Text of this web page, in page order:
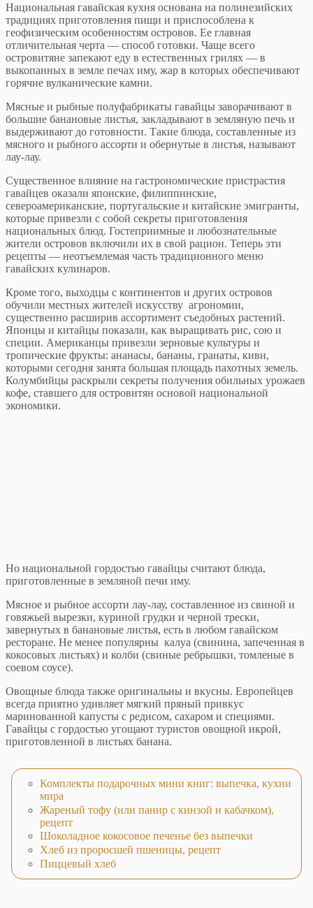
Национальная гавайская кухня основана на полинезийских
традициях приготовления пищи и приспособлена к
геофизическим особенностям островов. Ее главная
отличительная черта — способ готовки. Чаще всего
островитяне запекают еду в естественных грилях — в
выкопанных в земле печах иму, жар в которых обеспечивают
горячие вулканические камни.
Мясные и рыбные полуфабрикаты гавайцы заворачивают в
большие банановые листья, закладывают в земляную печь и
выдерживают до готовности. Такие блюда, составленные из
мясного и рыбного ассорти и обернутые в листья, называют
лау-лау.
Существенное влияние на гастрономические пристрастия
гавайцев оказали японские, филиппинские,
североамериканские, португальские и китайские эмигранты,
которые привезли с собой секреты приготовления
национальных блюд. Гостеприимные и любознательные
жители островов включили их в свой рацион. Теперь эти
рецепты — неотъемлемая часть традиционного меню
гавайских кулинаров.
Кроме того, выходцы с континентов и других островов
обучили местных жителей искусству агрономии,
существенно расширив ассортимент съедобных растений.
Японцы и китайцы показали, как выращивать рис, сою и
специи. Американцы привезли зерновые культуры и
тропические фрукты: ананасы, бананы, гранаты, киви,
которыми сегодня занята большая площадь пахотных земель.
Колумбийцы раскрыли секреты получения обильных урожаев
кофе, ставшего для островитян основой национальной
экономики.
Но национальной гордостью гавайцы считают блюда,
приготовленные в земляной печи иму.
Мясное и рыбное ассорти лау-лау, составленное из свиной и
говяжьей вырезки, куриной грудки и черной трески,
завернутых в банановые листья, есть в любом гавайском
ресторане. Не менее популярны калуа (свинина, запеченная в
кокосовых листьях) и колби (свиные ребрышки, томленые в
соевом соусе).
Овощные блюда также оригинальны и вкусны. Европейцев
всегда приятно удивляет мягкий пряный привкус
маринованной капусты с редисом, сахаром и специями.
Гавайцы с гордостью угощают туристов овощной икрой,
приготовленной в листьях банана.
Комплекты подарочных мини книг: выпечка, кухни
мира
Жареный тофу (или панир с кинзой и кабачком),
рецепт
Шоколадное кокосовое печенье без выпечки
Хлеб из проросшей пшеницы, рецепт
Пиццевый хлеб